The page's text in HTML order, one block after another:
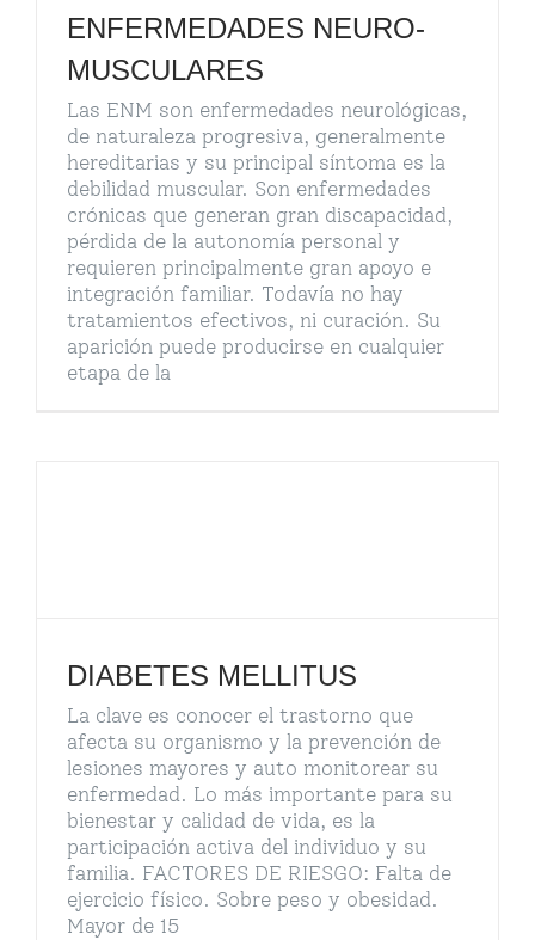
ENFERMEDADES NEURO-
MUSCULARES
Las ENM son enfermedades neurológicas,
de naturaleza progresiva, generalmente
hereditarias y su principal síntoma es la
debilidad muscular. Son enfermedades
crónicas que generan gran discapacidad,
pérdida de la autonomía personal y
requieren principalmente gran apoyo e
integración familiar. Todavía no hay
tratamientos efectivos, ni curación. Su
aparición puede producirse en cualquier
etapa de la
DIABETES MELLITUS
La clave es conocer el trastorno que
afecta su organismo y la prevención de
lesiones mayores y auto monitorear su
enfermedad. Lo más importante para su
bienestar y calidad de vida, es la
participación activa del individuo y su
familia. FACTORES DE RIESGO: Falta de
ejercicio físico. Sobre peso y obesidad.
Mayor de 15